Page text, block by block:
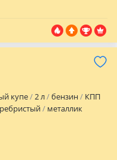
купе 2 л бензин
КПП
металлик